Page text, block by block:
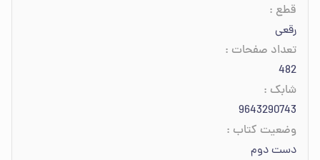
قطع :
رقعی
تعداد صفحات :
482
شابک :
9643290743
وضعیت کتاب :
دست دوم